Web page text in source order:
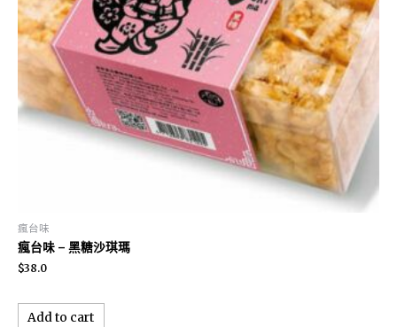
瘋台味
瘋台味 – 黑糖沙琪瑪
$38.0
Add to cart